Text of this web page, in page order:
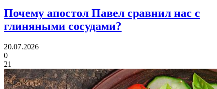
Почему апостол Павел сравнил нас с
глиняными сосудами?
20.07.2026
0
21